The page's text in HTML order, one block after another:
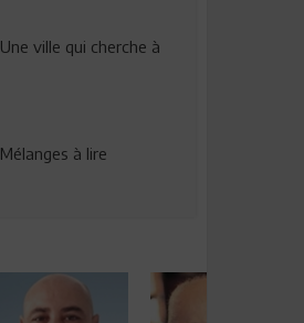
ville qui cherche à
à lire